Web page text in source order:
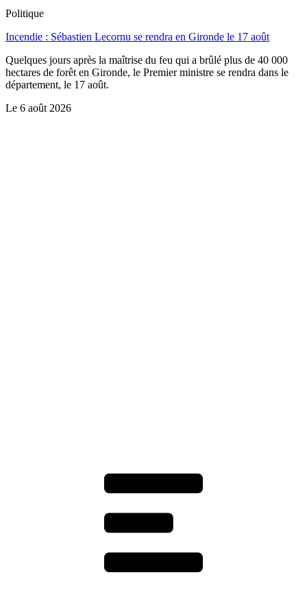
Politique
Incendie : Sébastien Lecornu se rendra en Gironde le 17 août
Quelques jours après la maîtrise du feu qui a brûlé plus de 40 000
hectares de forêt en Gironde, le Premier ministre se rendra dans le
département, le 17 août.
Le 6 août 2026